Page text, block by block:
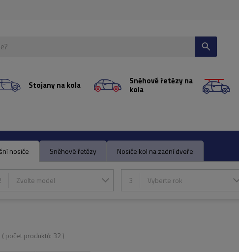
Stojany na kola Sněhové řetězy na
kola
nosiče Sněhové řetězy Nosiče kol na zadní dveře
Zvolte model 3 Vyberte rok
( počet produktů: 32 )